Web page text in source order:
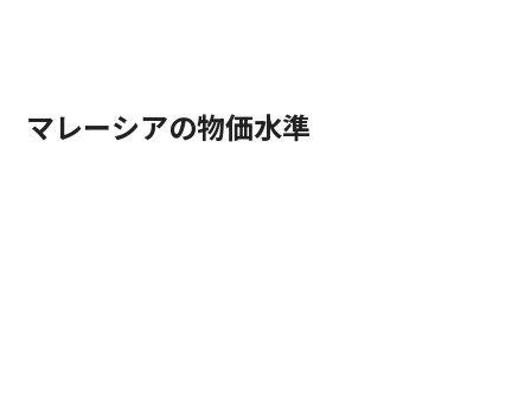
マレーシアの物価水準